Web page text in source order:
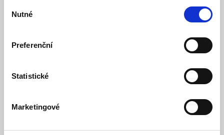
souhlasu
Nutné
Preferenční
Statistické
Marketingové
VDS-PZ501SHL-P(O-STD) plastový kryt pro
Dostupnost:
Skladem